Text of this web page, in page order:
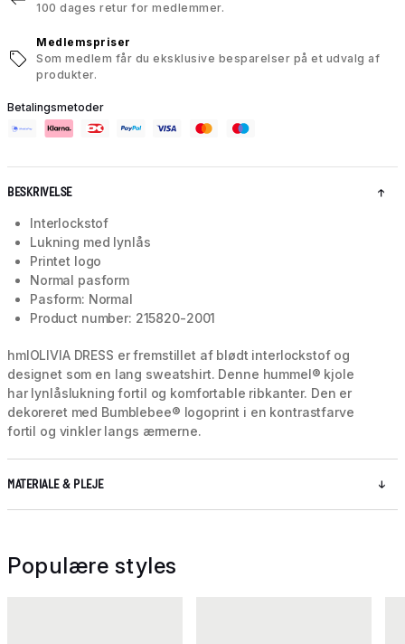
100 dages retur for medlemmer.
Medlemspriser
Som medlem får du eksklusive besparelser på et udvalg af
produkter.
Betalingsmetoder
BESKRIVELSE
Interlockstof
Lukning med lynlås
Printet logo
Normal pasform
Pasform: Normal
Product number: 215820-2001
hmlOLIVIA DRESS er fremstillet af blødt interlockstof og
designet som en lang sweatshirt. Denne hummel® kjole
har lynlåslukning fortil og komfortable ribkanter. Den er
dekoreret med Bumblebee® logoprint i en kontrastfarve
fortil og vinkler langs ærmerne.
MATERIALE & PLEJE
Populære styles